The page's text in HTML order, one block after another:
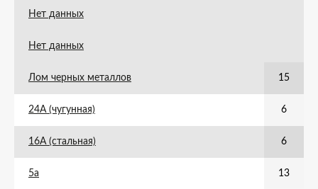
Нет данных
Нет данных
Лом черных металлов 15
24А (чугунная) 6
16А (стальная) 6
5а 13